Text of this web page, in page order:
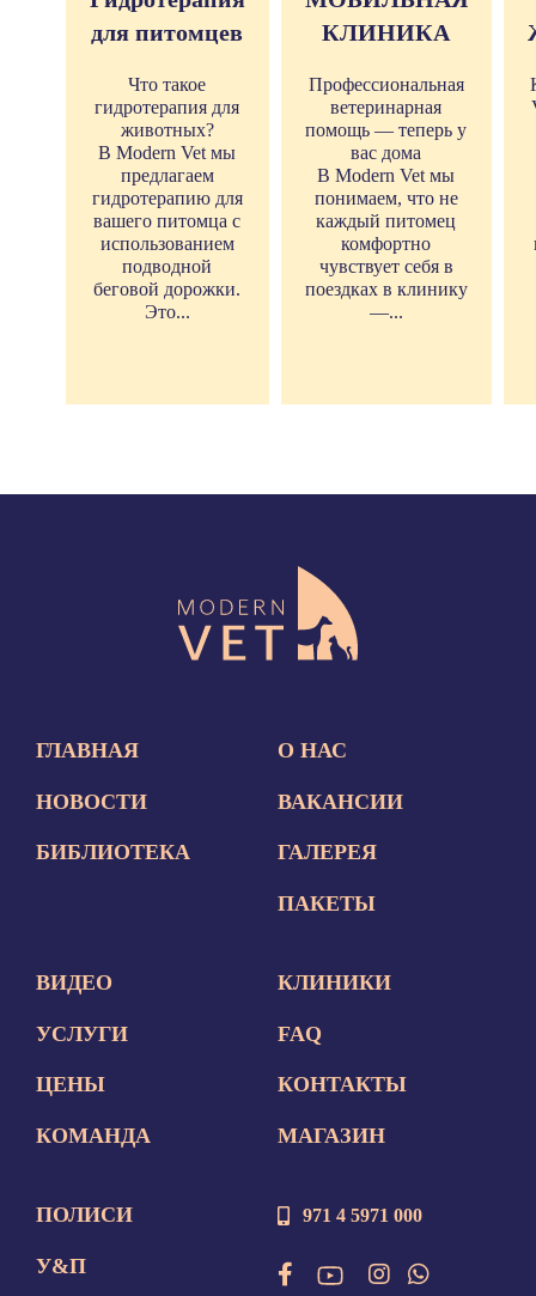
для питомцев
Что такое
гидротерапия для
животных?
В Modern Vet мы
предлагаем
гидротерапию для
вашего питомца с
использованием
подводной
беговой дорожки.
Это...
КЛИНИКА
Профессиональная
ветеринарная
помощь — теперь у
вас дома
В Modern Vet мы
понимаем, что не
каждый питомец
комфортно
чувствует себя в
поездках в клинику
—...
ГЛАВНАЯ
НОВОСТИ
БИБЛИОТЕКА
О НАС
ВАКАНСИИ
ГАЛЕРЕЯ
ПАКЕТЫ
ВИДЕО
УСЛУГИ
ЦЕНЫ
КОМАНДА
КЛИНИКИ
FAQ
КОНТАКТЫ
МАГАЗИН
ПОЛИСИ
У&П
971 4 5971 000